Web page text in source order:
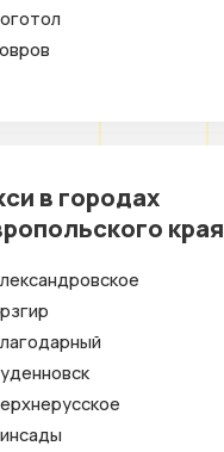
в городах
края